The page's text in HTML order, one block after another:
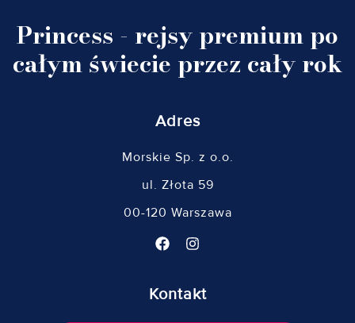
Princess - rejsy premium po
całym świecie przez cały rok
Adres
Morskie Sp. z o.o.
ul. Złota 59
00-120 Warszawa
Kontakt